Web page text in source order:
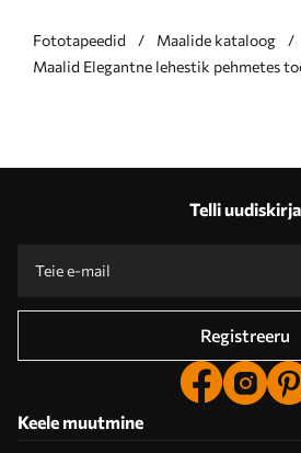
Fototapeedid Maalide kataloog
Maalid Elegantne lehestik pehmetes
Telli uudiskirja
Registreeru
Keele muutmine